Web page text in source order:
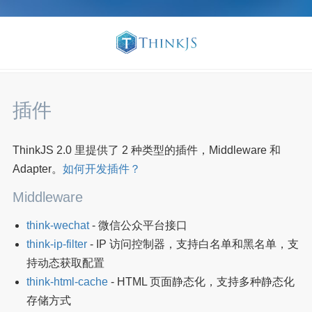
插件
ThinkJS 2.0 里提供了 2 种类型的插件，Middleware 和
Adapter。 如何开发插件？
Middleware
think-wechat- 微信公众平台接口
think-ip-filter- IP 访问控制器，支持白名单和黑名单，支
持动态获取配置
think-html-cache- HTML 页面静态化，支持多种静态化
存储方式